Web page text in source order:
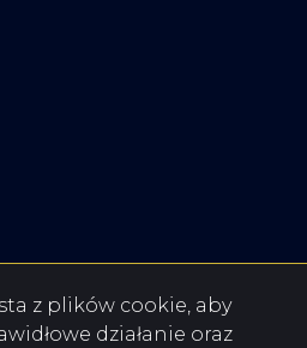
z plików cookie, aby
działanie oraz